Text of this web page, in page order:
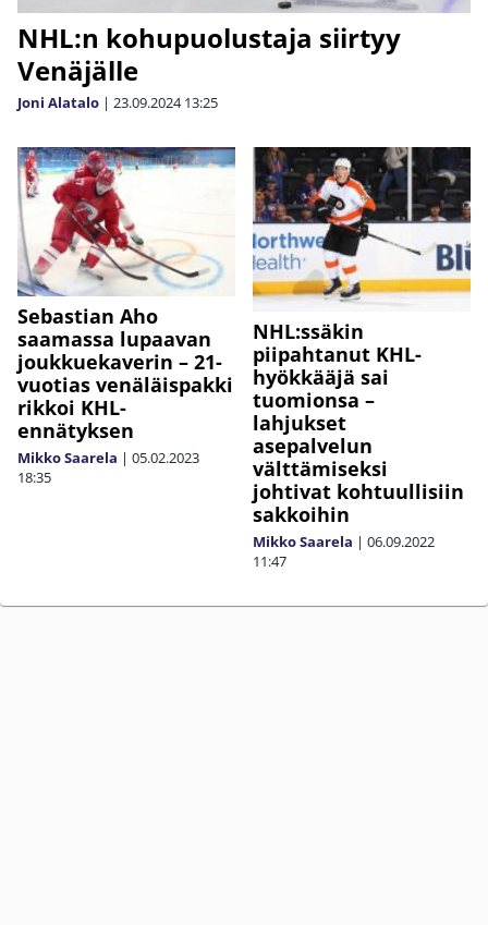
NHL:n kohupuolustaja siirtyy
Venäjälle
Joni Alatalo | 23.09.2024 13:25
Sebastian Aho
saamassa lupaavan
joukkuekaverin – 21-
vuotias venäläispakki
rikkoi KHL-
ennätyksen
Mikko Saarela | 05.02.2023
18:35
NHL:ssäkin
piipahtanut KHL-
hyökkääjä sai
tuomionsa –
lahjukset
asepalvelun
välttämiseksi
johtivat kohtuullisiin
sakkoihin
Mikko Saarela | 06.09.2022
11:47